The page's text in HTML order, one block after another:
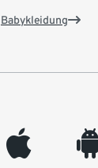
Babykleidung
appleinc